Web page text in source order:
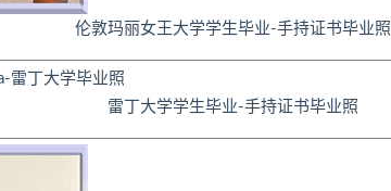
伦敦玛丽女王大学学生毕业-手持证书毕业照
雷丁大学学生毕业-手持证书毕业照